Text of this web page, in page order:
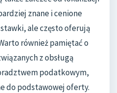
znane i cenione
ale często oferują
również pamiętać o
z obsługą
podatkowym,
do podstawowej oferty.